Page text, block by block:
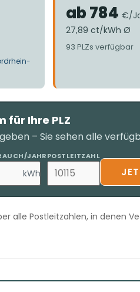
ab 784 €/
27,89 ct/kWh Ø
93 PLZs verfügbar
für Ihre PLZ
– Sie sehen alle
JAHR
kWh
POSTLEITZAHL
alle Postleitzahlen, in denen